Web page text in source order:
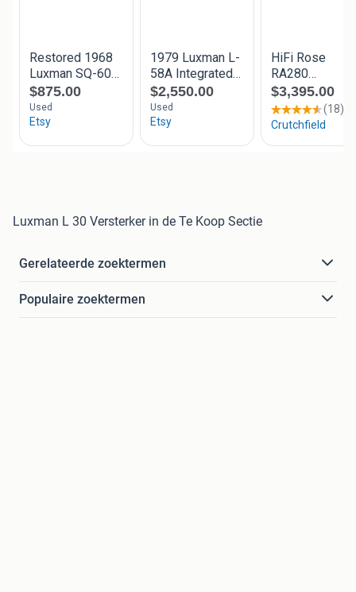
Luxman L 30 Versterker in de Te Koop Sectie
Gerelateerde zoektermen
Populaire zoektermen